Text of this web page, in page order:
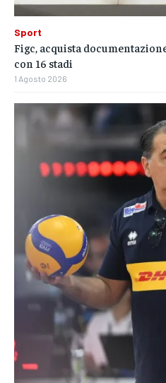
Sport
Figc, acquista
con 16 stadi
1 Agosto 2026